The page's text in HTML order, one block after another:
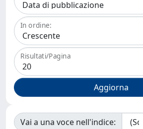
In ordine:
Risultati/Pagina
Vai a una voce nell'indice: